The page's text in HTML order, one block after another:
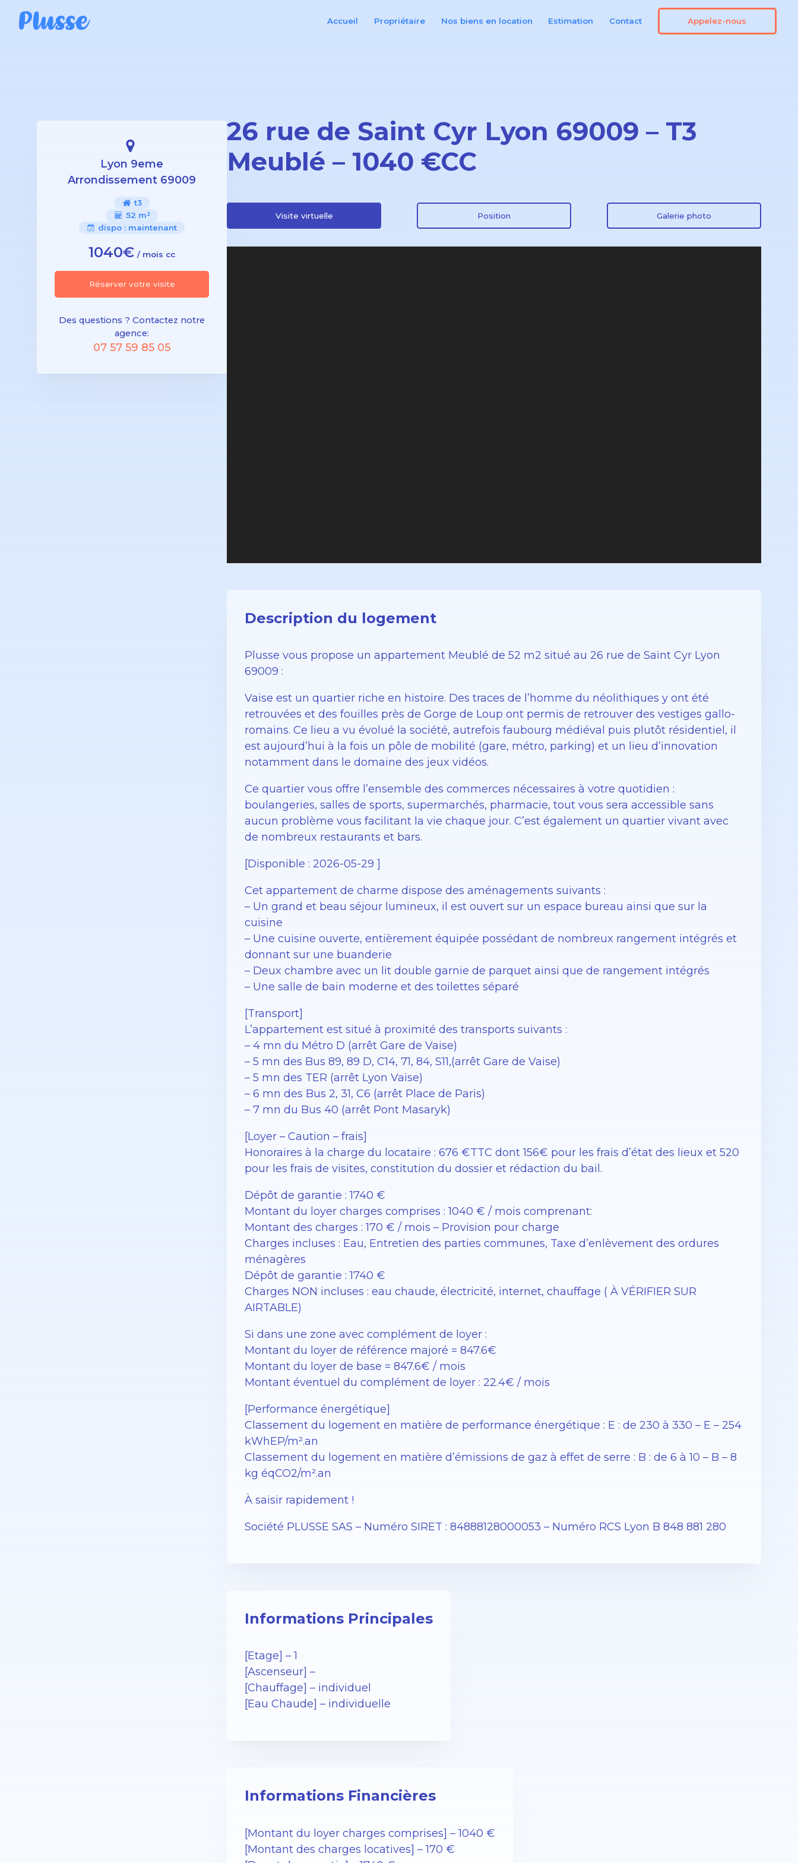
Accueil Propriétaire Nos biens en location Estimation Contact Appelez-nous
Lyon 9eme
Arrondissement 69009
t3
52 m²
dispo : maintenant
1040€ / mois cc
Réserver votre visite
Des questions ? Contactez notre
agence:
07 57 59 85 05
26 rue de Saint Cyr Lyon 69009 – T3
Meublé – 1040 €CC
Visite virtuelle Position Galerie photo
Description du logement
Plusse vous propose un appartement Meublé de 52 m2 situé au 26 rue de Saint Cyr Lyon
69009 :
Vaise est un quartier riche en histoire. Des traces de l’homme du néolithiques y ont été
retrouvées et des fouilles près de Gorge de Loup ont permis de retrouver des vestiges gallo-
romains. Ce lieu a vu évolué la société, autrefois faubourg médiéval puis plutôt résidentiel, il
est aujourd’hui à la fois un pôle de mobilité (gare, métro, parking) et un lieu d’innovation
notamment dans le domaine des jeux vidéos.
Ce quartier vous offre l’ensemble des commerces nécessaires à votre quotidien :
boulangeries, salles de sports, supermarchés, pharmacie, tout vous sera accessible sans
aucun problème vous facilitant la vie chaque jour. C’est également un quartier vivant avec
de nombreux restaurants et bars.
[Disponible : 2026-05-29 ]
Cet appartement de charme dispose des aménagements suivants :
– Un grand et beau séjour lumineux, il est ouvert sur un espace bureau ainsi que sur la
cuisine
– Une cuisine ouverte, entièrement équipée possédant de nombreux rangement intégrés et
donnant sur une buanderie
– Deux chambre avec un lit double garnie de parquet ainsi que de rangement intégrés
– Une salle de bain moderne et des toilettes séparé
[Transport]
L’appartement est situé à proximité des transports suivants :
– 4 mn du Métro D (arrêt Gare de Vaise)
– 5 mn des Bus 89, 89 D, C14, 71, 84, S11,(arrêt Gare de Vaise)
– 5 mn des TER (arrêt Lyon Vaise)
– 6 mn des Bus 2, 31, C6 (arrêt Place de Paris)
– 7 mn du Bus 40 (arrêt Pont Masaryk)
[Loyer – Caution – frais]
Honoraires à la charge du locataire : 676 €TTC dont 156€ pour les frais d’état des lieux et 520
pour les frais de visites, constitution du dossier et rédaction du bail.
Dépôt de garantie : 1740 €
Montant du loyer charges comprises : 1040 € / mois comprenant:
Montant des charges : 170 € / mois – Provision pour charge
Charges incluses : Eau, Entretien des parties communes, Taxe d’enlèvement des ordures
ménagères
Dépôt de garantie : 1740 €
Charges NON incluses : eau chaude, électricité, internet, chauffage ( À VÉRIFIER SUR
AIRTABLE)
Si dans une zone avec complément de loyer :
Montant du loyer de référence majoré = 847.6€
Montant du loyer de base = 847.6€ / mois
Montant éventuel du complément de loyer : 22.4€ / mois
[Performance énergétique]
Classement du logement en matière de performance énergétique : E : de 230 à 330 – E – 254
kWhEP/m².an
Classement du logement en matière d’émissions de gaz à effet de serre : B : de 6 à 10 – B – 8
kg éqCO2/m².an
À saisir rapidement !
Société PLUSSE SAS – ​​Numéro SIRET : 84888128000053 – Numéro RCS Lyon B 848 881 280
Informations Principales
[Etage] – 1
[Ascenseur] –
[Chauffage] – individuel
[Eau Chaude] – individuelle
Informations Financières
[Montant du loyer charges comprises] – 1040 €
[Montant des charges locatives] – 170 €